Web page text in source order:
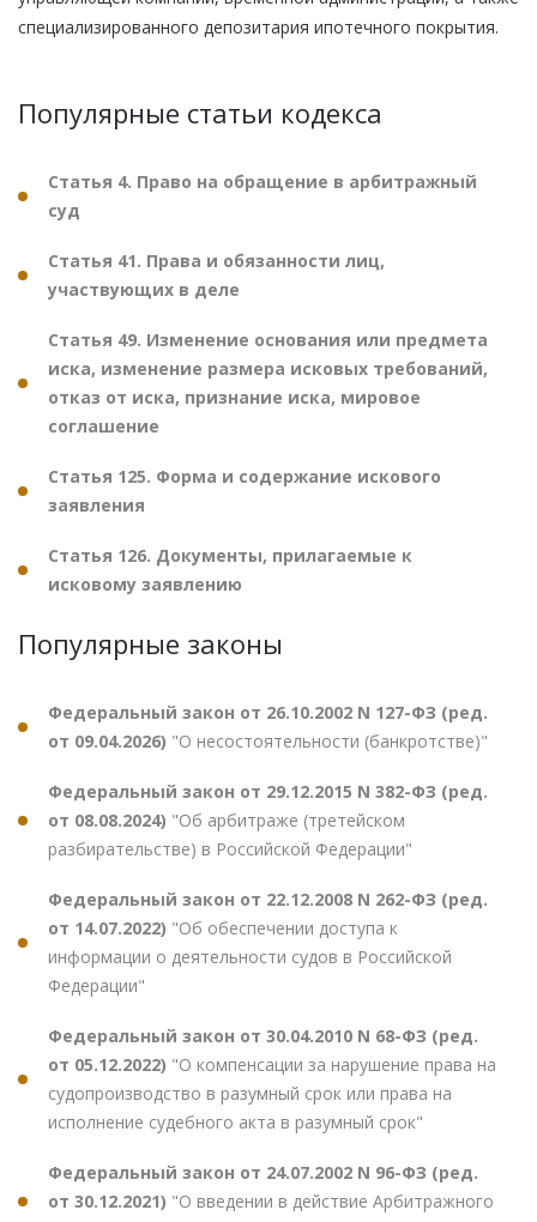
специализированного депозитария ипотечного покрытия.
Популярные статьи кодекса
Статья 4. Право на обращение в арбитражный
суд
Статья 41. Права и обязанности лиц,
участвующих в деле
Статья 49. Изменение основания или предмета
иска, изменение размера исковых требований,
отказ от иска, признание иска, мировое
соглашение
Статья 125. Форма и содержание искового
заявления
Статья 126. Документы, прилагаемые к
исковому заявлению
Популярные законы
Федеральный закон от 26.10.2002 N 127-ФЗ (ред.
от 09.04.2026) "О несостоятельности (банкротстве)"
Федеральный закон от 29.12.2015 N 382-ФЗ (ред.
от 08.08.2024) "Об арбитраже (третейском
разбирательстве) в Российской Федерации"
Федеральный закон от 22.12.2008 N 262-ФЗ (ред.
от 14.07.2022) "Об обеспечении доступа к
информации о деятельности судов в Российской
Федерации"
Федеральный закон от 30.04.2010 N 68-ФЗ (ред.
от 05.12.2022) "О компенсации за нарушение права на
судопроизводство в разумный срок или права на
исполнение судебного акта в разумный срок"
Федеральный закон от 24.07.2002 N 96-ФЗ (ред.
от 30.12.2021) "О введении в действие Арбитражного